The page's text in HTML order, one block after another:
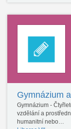
Gymnázium
Gymnázium -
vzdělání a
humanitní nebo…